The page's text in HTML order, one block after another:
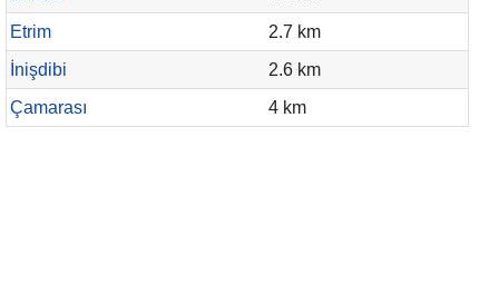
Etrim
2.7 km
İnişdibi
2.6 km
Çamarası
4 km